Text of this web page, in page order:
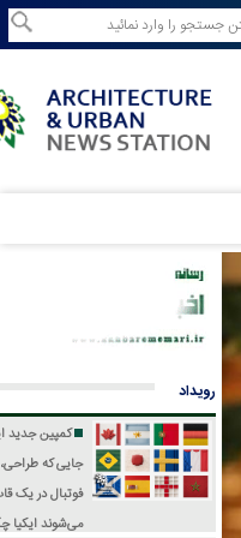
کمپین جدید ایکیا؛
جایی که طراحی، فرهنگ و
فوتبال در یک قاب جمع
ایکیا چگونه جام